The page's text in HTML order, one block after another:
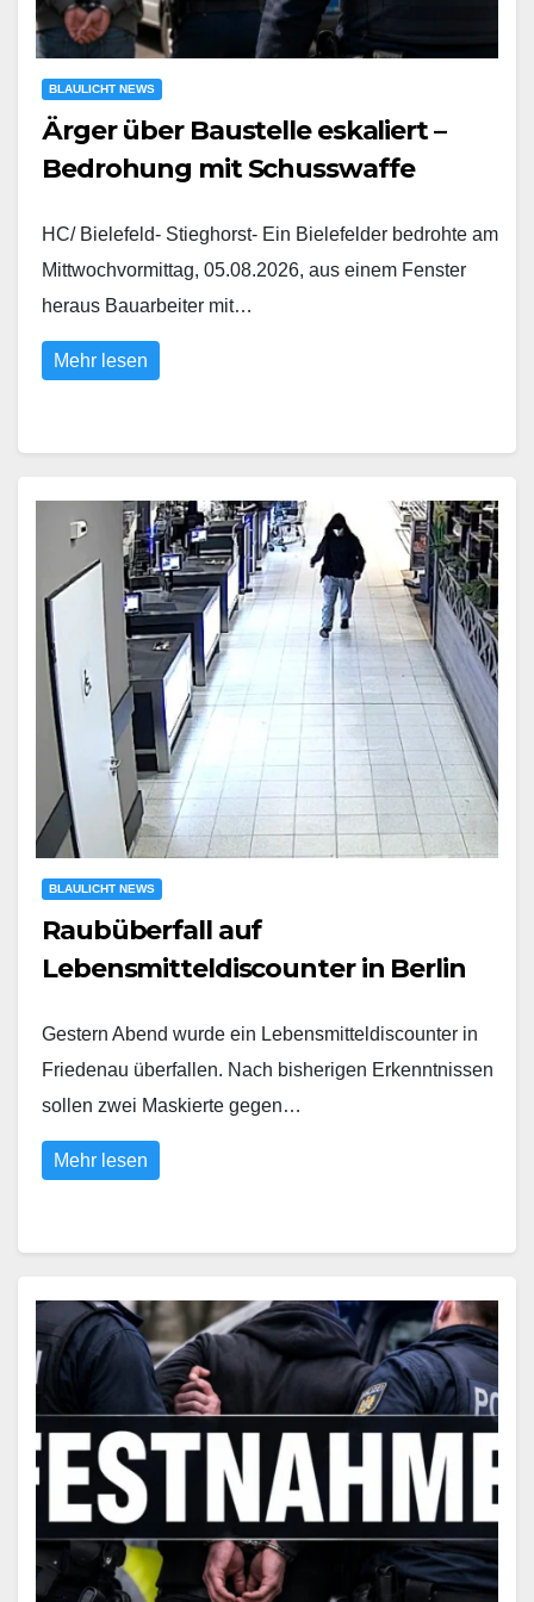
BLAULICHT NEWS
Ärger über Baustelle eskaliert –
Bedrohung mit Schusswaffe
HC/ Bielefeld- Stieghorst- Ein Bielefelder bedrohte am
Mittwochvormittag, 05.08.2026, aus einem Fenster
heraus Bauarbeiter mit…
Mehr lesen
BLAULICHT NEWS
Raubüberfall auf
Lebensmitteldiscounter in Berlin
Gestern Abend wurde ein Lebensmitteldiscounter in
Friedenau überfallen. Nach bisherigen Erkenntnissen
sollen zwei Maskierte gegen…
Mehr lesen